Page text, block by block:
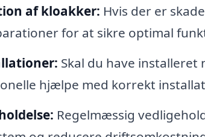
af kloakker: Hvis der er
for at sikre optimal
Skal du have installeret
hjælpe med korrekt
Regelmæssig